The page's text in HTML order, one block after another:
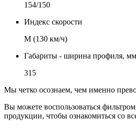
154/150
Индекс скорости
М (130 км/ч)
Габариты - ширина профиля, мм
315
Мы четко осознаем, чем именно
Вы можете воспользоваться
продукции, чтобы ознакомиться со